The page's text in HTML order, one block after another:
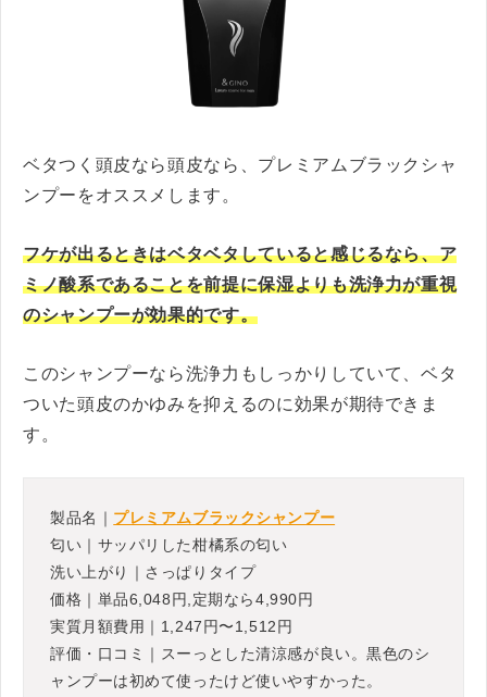
ベタつく頭皮なら頭皮なら、プレミアムブラックシャ
ンプーをオススメします。
フケが出るときはベタベタしていると感じるなら、ア
ミノ酸系であることを前提に保湿よりも洗浄力が重視
のシャンプーが効果的です。
このシャンプーなら洗浄力もしっかりしていて、ベタ
ついた頭皮のかゆみを抑えるのに効果が期待できま
す。
製品名｜ プレミアムブラックシャンプー
匂い｜サッパリした柑橘系の匂い
洗い上がり｜さっぱりタイプ
価格｜単品6,048円,定期なら4,990円
実質月額費用｜1,247円〜1,512円
評価・口コミ｜スーっとした清涼感が良い。黒色のシ
ャンプーは初めて使ったけど使いやすかった。